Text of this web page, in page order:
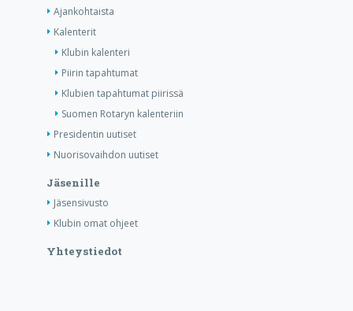
Ajankohtaista
Kalenterit
Klubin kalenteri
Piirin tapahtumat
Klubien tapahtumat piirissä
Suomen Rotaryn kalenteriin
Presidentin uutiset
Nuorisovaihdon uutiset
Jäsenille
Jäsensivusto
Klubin omat ohjeet
Yhteystiedot